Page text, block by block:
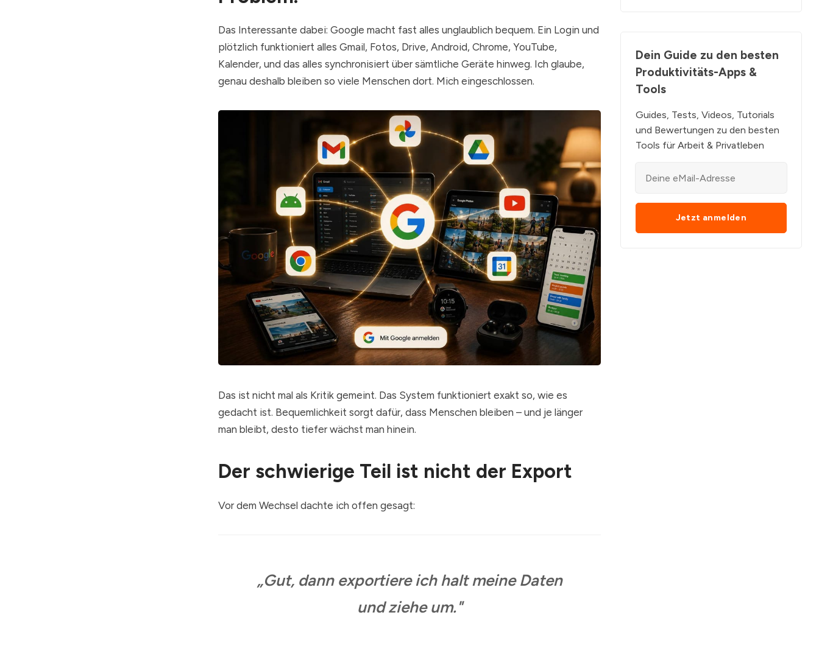
Das Interessante dabei: Google macht fast alles unglaublich bequem. Ein Login und
plötzlich funktioniert alles Gmail, Fotos, Drive, Android, Chrome, YouTube,
Kalender, und das alles synchronisiert über sämtliche Geräte hinweg. Ich glaube,
genau deshalb bleiben so viele Menschen dort. Mich eingeschlossen.
Das ist nicht mal als Kritik gemeint. Das System funktioniert exakt so, wie es
gedacht ist. Bequemlichkeit sorgt dafür, dass Menschen bleiben – und je länger
man bleibt, desto tiefer wächst man hinein.
Der schwierige Teil ist nicht der Export
Vor dem Wechsel dachte ich offen gesagt:
„Gut, dann exportiere ich halt meine Daten
und ziehe um."
Dein Guide zu den besten
Produktivitäts-Apps &
Tools
Guides, Tests, Videos, Tutorials
und Bewertungen zu den besten
Tools für Arbeit & Privatleben
Jetzt anmelden